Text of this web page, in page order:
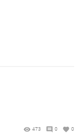
473 0 0